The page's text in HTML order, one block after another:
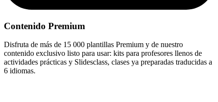
Contenido Premium
Disfruta de más de 15 000 plantillas Premium y de nuestro
contenido exclusivo listo para usar: kits para profesores llenos de
actividades prácticas y Slidesclass, clases ya preparadas traducidas a
6 idiomas.